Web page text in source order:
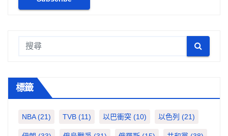
標籤
NBA(21) TVB (11) 以巴衝突 (10) 以色列 (21)